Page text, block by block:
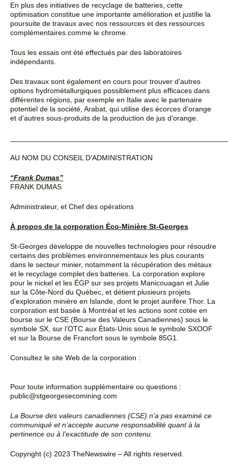
En plus des initiatives de recyclage de batteries, cette
optimisation constitue une importante amélioration et justifie la
poursuite de travaux avec nos ressources et des ressources
complémentaires comme le chrome
Tous les essais ont été effectués par des laboratoires
indépendants.
Des travaux sont également en cours pour trouver d’autres
options hydrométallurgiques possiblement plus efficaces dans
différentes régions, par exemple en Italie avec le partenaire
potentiel de la société, Arabat, qui utilise des écorces d’orange
et d’autres sous-produits de la production de jus d’orange.
AU NOM DU CONSEIL D’ADMINISTRATION
“Frank Dumas”
FRANK DUMAS
Administrateur, et Chef des opérations
À propos de la corporation Éco-Minière St-Georges
St-Georges développe de nouvelles technologies pour résoudre
certains des problèmes environnementaux les plus courants
dans le secteur minier, notamment la récupération des métaux
et le recyclage complet des batteries. La corporation explore
pour le nickel et les ÉGP sur ses projets Manicouagan et Julie
sur la Côte-Nord du Québec, et détient plusieurs projets
d’exploration minière en Islande, dont le projet aurifère Thor. La
corporation est basée à Montréal et les actions sont cotée en
bourse sur le CSE (Bourse des Valeurs Canadiennes) sous le
symbole SX, sur l’OTC aux États-Unis sous le symbole SXOOF
et sur la Bourse de Francfort sous le symbole 85G1.
Consultez le site Web de la corporation :
Pour toute information supplémentaire ou questions :
public@stgeorgesecomining.com
La Bourse des valeurs canadiennes (CSE) n’a pas examiné ce
communiqué et n’accepte aucune responsabilité quant à la
pertinence ou à l’exactitude de son contenu.
Copyright (c) 2023 TheNewswire – All rights reserved.